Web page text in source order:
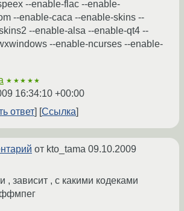
--enable-flac --enable-
--enable-caca --enable-skins --
--enable-alsa --enable-qt4 --
--enable-ncurses --enable-
★★★★★
16:34:10 +00:00
ответ
Ссылка
от kto_tama 09.10.2009
, зависит , с какими кодеками